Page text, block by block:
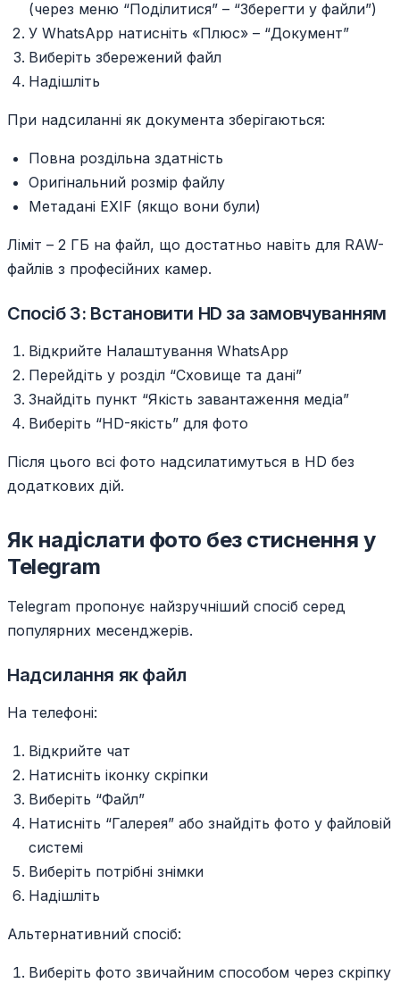
(через меню “Поділитися” – “Зберегти у файли”)
У WhatsApp натисніть «Плюс» – “Документ”
Виберіть збережений файл
Надішліть
При надсиланні як документа зберігаються:
Повна роздільна здатність
Оригінальний розмір файлу
Метадані EXIF (якщо вони були)
Ліміт – 2 ГБ на файл, що достатньо навіть для RAW-
файлів з професійних камер.
Спосіб 3: Встановити HD за замовчуванням
Відкрийте Налаштування WhatsApp
Перейдіть у розділ “Сховище та дані”
Знайдіть пункт “Якість завантаження медіа”
Виберіть “HD-якість” для фото
Після цього всі фото надсилатимуться в HD без
додаткових дій.
Як надіслати фото без стиснення у
Telegram
Telegram пропонує найзручніший спосіб серед
популярних месенджерів.
Надсилання як файл
На телефоні:
Відкрийте чат
Натисніть іконку скріпки
Виберіть “Файл”
Натисніть “Галерея” або знайдіть фото у файловій
системі
Виберіть потрібні знімки
Надішліть
Альтернативний спосіб:
Виберіть фото звичайним способом через скріпку